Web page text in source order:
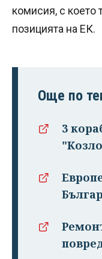
комисия, с което
позицията на ЕК.
Още по
3